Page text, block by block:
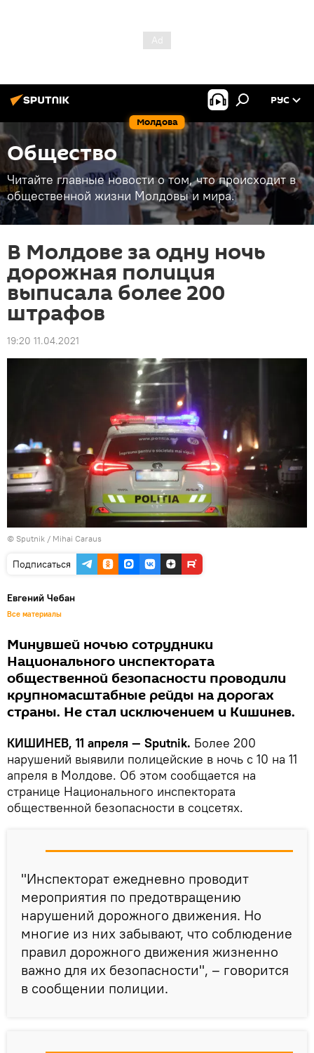
Молдова
РУС
Общество
Читайте главные новости о том, что происходит в
общественной жизни Молдовы и мира.
В Молдове за одну ночь
дорожная полиция
выписала более 200
штрафов
19:20 11.04.2021
© Sputnik / Mihai Caraus
Подписаться
Евгений Чебан
Все материалы
Минувшей ночью сотрудники
Национального инспектората
общественной безопасности проводили
крупномасштабные рейды на дорогах
страны. Не стал исключением и Кишинев.
КИШИНЕВ, 11 апреля — Sputnik. Более 200
нарушений выявили полицейские в ночь с 10 на 11
апреля в Молдове. Об этом сообщается на
странице Национального инспектората
общественной безопасности в соцсетях.
"Инспекторат ежедневно проводит
мероприятия по предотвращению
нарушений дорожного движения. Но
многие из них забывают, что соблюдение
правил дорожного движения жизненно
важно для их безопасности", – говорится
в сообщении полиции.